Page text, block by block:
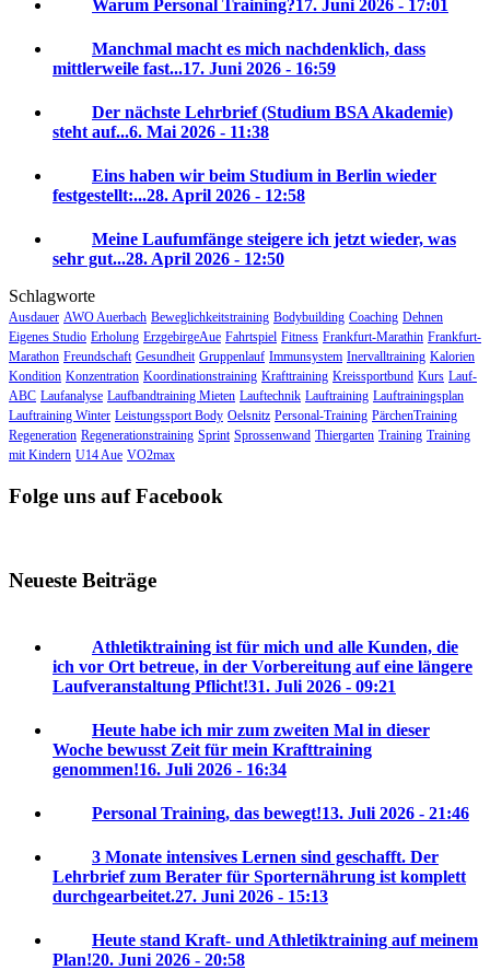
Warum Personal Training?17. Juni 2026 - 17:01
Manchmal macht es mich nachdenklich, dass
mittlerweile fast...17. Juni 2026 - 16:59
Der nächste Lehrbrief (Studium BSA Akademie)
steht auf...6. Mai 2026 - 11:38
Eins haben wir beim Studium in Berlin wieder
festgestellt:...28. April 2026 - 12:58
Meine Laufumfänge steigere ich jetzt wieder, was
sehr gut...28. April 2026 - 12:50
Schlagworte
Ausdauer AWO Auerbach Beweglichkeitstraining Bodybuilding Coaching Dehnen
Eigenes Studio Erholung ErzgebirgeAue Fahrtspiel Fitness Frankfurt-Marathin Frankfurt-
Marathon Freundschaft Gesundheit Gruppenlauf Immunsystem Inervalltraining Kalorien
Kondition Konzentration Koordinationstraining Krafttraining Kreissportbund Kurs Lauf-
ABC Laufanalyse Laufbandtraining Mieten Lauftechnik Lauftraining Lauftrainingsplan
Lauftraining Winter Leistungssport Body Oelsnitz Personal-Training PärchenTraining
Regeneration Regenerationstraining Sprint Sprossenwand Thiergarten Training Training
mit Kindern U14 Aue VO2max
Folge uns auf Facebook
Neueste Beiträge
Athletiktraining ist für mich und alle Kunden, die
ich vor Ort betreue, in der Vorbereitung auf eine längere
Laufveranstaltung Pflicht!31. Juli 2026 - 09:21
Heute habe ich mir zum zweiten Mal in dieser
Woche bewusst Zeit für mein Krafttraining
genommen!16. Juli 2026 - 16:34
Personal Training, das bewegt!13. Juli 2026 - 21:46
3 Monate intensives Lernen sind geschafft. Der
Lehrbrief zum Berater für Sporternährung ist komplett
durchgearbeitet.27. Juni 2026 - 15:13
Heute stand Kraft- und Athletiktraining auf meinem
Plan!20. Juni 2026 - 20:58